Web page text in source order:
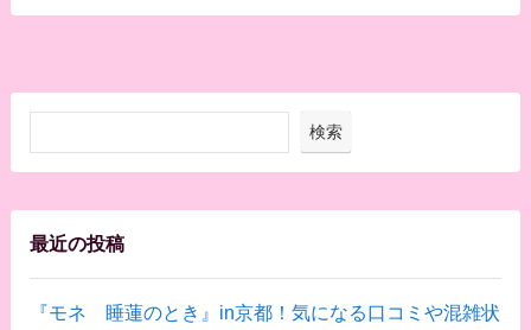
検索
最近の投稿
『モネ 睡蓮のとき』in京都！気になる口コミや混雑状